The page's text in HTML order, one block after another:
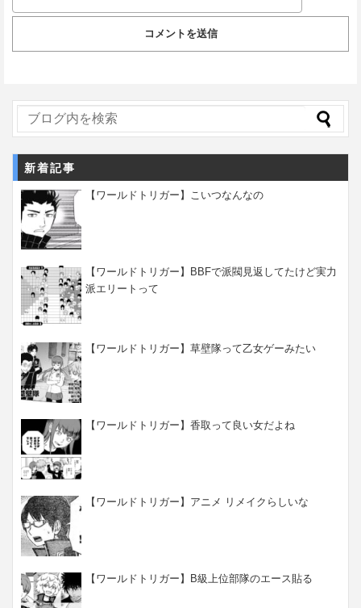
新着記事
【ワールドトリガー】こいつなんなの
【ワールドトリガー】BBFで派閥見返してたけど実力
派エリートって
【ワールドトリガー】草壁隊って乙女ゲーみたい
【ワールドトリガー】香取って良い女だよね
【ワールドトリガー】アニメ リメイクらしいな
【ワールドトリガー】B級上位部隊のエース貼る